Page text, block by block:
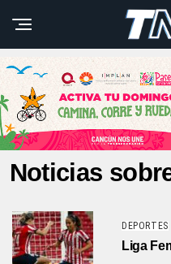
Noticias
DEPORTES
Liga